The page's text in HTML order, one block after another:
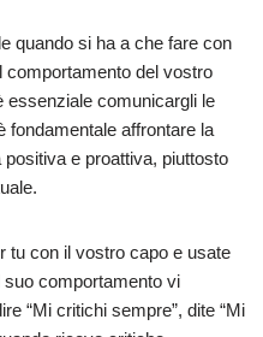
quando si ha a che fare con
comportamento del vostro
essenziale comunicargli le
fondamentale affrontare la
e proattiva, piuttosto
tu con il vostro capo e usate
suo comportamento vi
“Mi critichi sempre”, dite “Mi